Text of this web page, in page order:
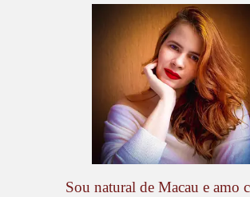
Sou natural de Macau e amo